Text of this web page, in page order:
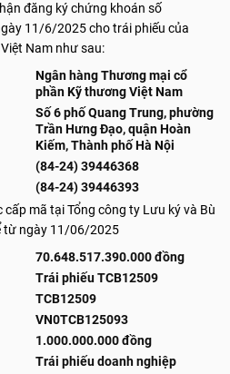
đăng ký chứng khoán số
11/6/2025 cho trái phiếu của
Nam như sau:
Ngân hàng Thương mại cổ
phần Kỹ thương Việt Nam
Số 6 phố Quang Trung, phường
Trần Hưng Đạo, quận Hoàn
Kiếm, Thành phố Hà Nội
(84-24) 39446368
(84-24) 39446393
mã tại Tổng công ty Lưu ký và Bù
từ ngày 11/06/2025
70.648.517.390.000 đồng
Trái phiếu TCB12509
TCB12509
VN0TCB125093
1.000.000.000 đồng
Trái phiếu doanh nghiệp